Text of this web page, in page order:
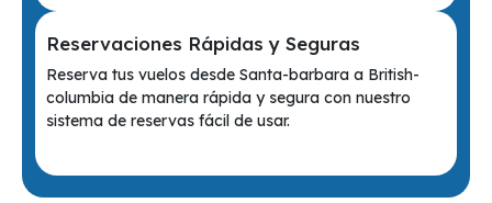
Reservaciones Rápidas y Seguras
Reserva tus vuelos desde Santa-barbara a British-
columbia de manera rápida y segura con nuestro
sistema de reservas fácil de usar.